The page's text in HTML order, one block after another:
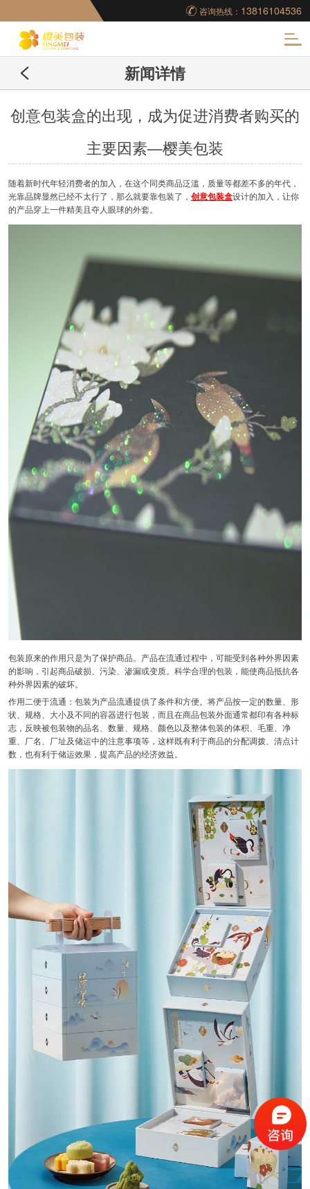
咨询热线： 13816104536
妆品包装盒工厂,高档
包装盒定制,创意包装
新闻详情
创意包装盒的出现，成为促进消费者购买的
主要因素—樱美包装
随着新时代年轻消费者的加入，在这个同类商品泛滥，质量等都差不多的年代，
光靠品牌显然已经不太行了，那么就要靠包装了， 创意包装盒设计的加入，让你
的产品穿上一件精美且夺人眼球的外套。
包装原来的作用只是为了保护商品。产品在流通过程中，可能受到各种外界因素
的影响，引起商品破损、污染、渗漏或变质。科学合理的包装，能使商品抵抗各
种外界因素的破坏。
作用二便于流通：包装为产品流通提供了条件和方便。将产品按一定的数量、形
状、规格、大小及不同的容器进行包装，而且在商品包装外面通常都印有各种标
志，反映被包装物的品名、数量、规格、颜色以及整体包装的体积、毛重、净
重、厂名、厂址及储运中的注意事项等，这样既有利于商品的分配调拨、清点计
数，也有利于储运效果，提高产品的经济效益。